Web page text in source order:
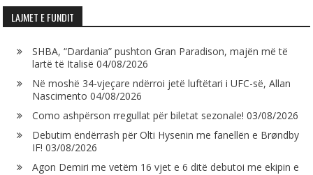
LAJMET E FUNDIT
SHBA, “Dardania” pushton Gran Paradison, majën më të
lartë të Italisë 04/08/2026
Në moshë 34-vjeçare ndërroi jetë luftëtari i UFC-së, Allan
Nascimento 04/08/2026
Como ashpërson rregullat për biletat sezonale! 03/08/2026
Debutim ëndërrash për Olti Hysenin me fanellën e Brøndby
IF! 03/08/2026
Agon Demiri me vetëm 16 vjet e 6 ditë debutoi me ekipin e